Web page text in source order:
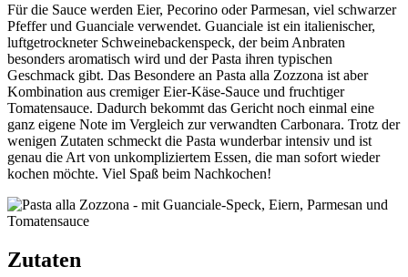
Für die Sauce werden Eier, Pecorino oder Parmesan, viel schwarzer
Pfeffer und Guanciale verwendet. Guanciale ist ein italienischer,
luftgetrockneter Schweinebackenspeck, der beim Anbraten
besonders aromatisch wird und der Pasta ihren typischen
Geschmack gibt. Das Besondere an Pasta alla Zozzona ist aber
Kombination aus cremiger Eier-Käse-Sauce und fruchtiger
Tomatensauce. Dadurch bekommt das Gericht noch einmal eine
ganz eigene Note im Vergleich zur verwandten Carbonara. Trotz der
wenigen Zutaten schmeckt die Pasta wunderbar intensiv und ist
genau die Art von unkompliziertem Essen, die man sofort wieder
kochen möchte. Viel Spaß beim Nachkochen!
Zutaten